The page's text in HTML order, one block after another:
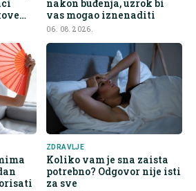
nakon buđenja, uzrok bi
vas mogao iznenaditi
06. 08. 2026.
ZDRAVLJE
Koliko vam je sna zaista
potrebno? Odgovor nije isti
za sve